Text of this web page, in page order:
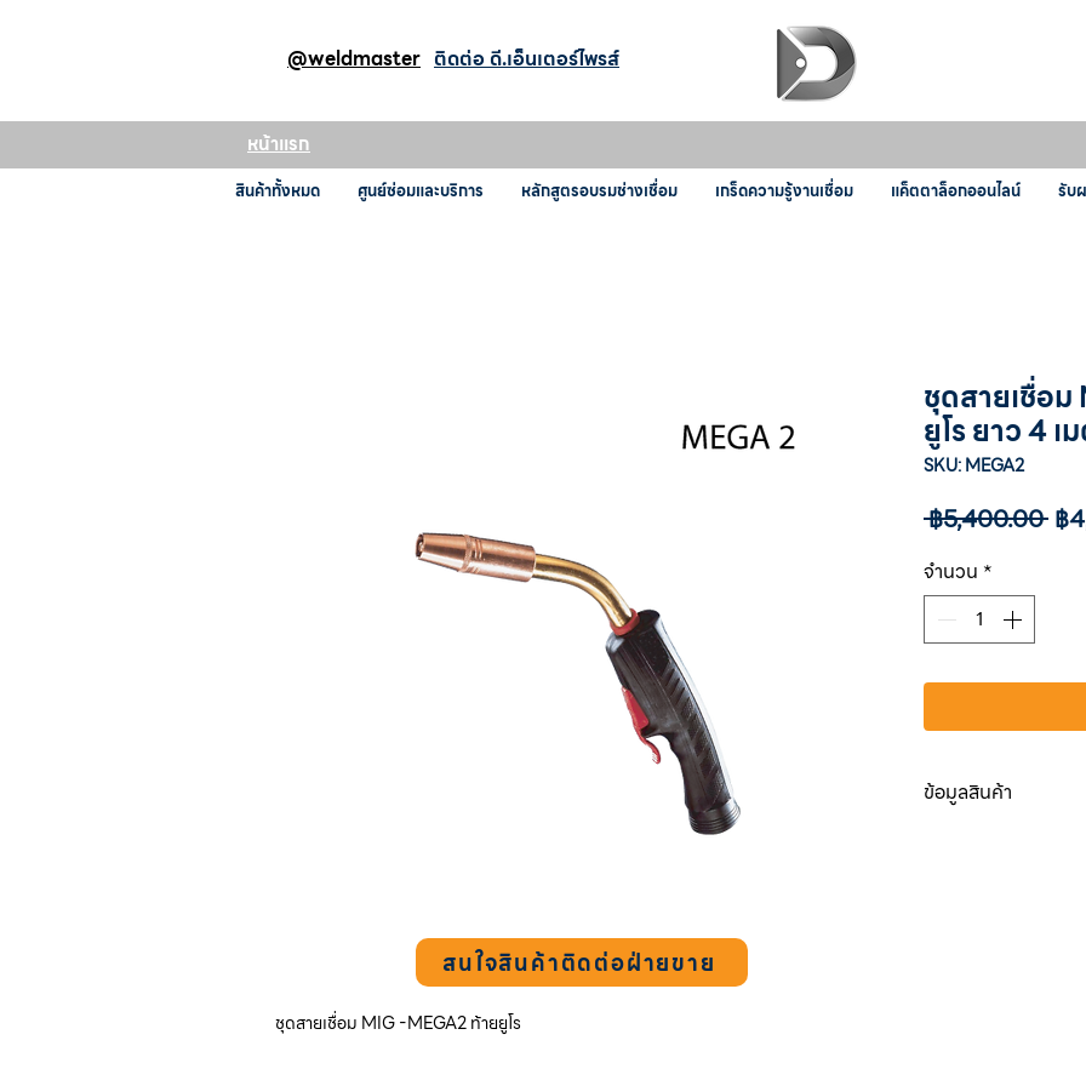
@weldmaster ติดต่อ ดี.เอ็นเตอร์ไพรส์
หน้าแรก
สินค้าทั้งหมด ศูนย์ซ่อมและบริการ หลักสูตรอบรมช่างเชื่อม เกร็ดความรู้งานเชื่อม แค็ตตาล็อกออนไลน์ รับ
ชุดสายเชื่อม MIG -MEGA2 ท้ายยูโร
ชุดสายเชื่อ
ยูโร ยาว 4 เ
SKU: MEGA2
฿5,400.00 รา
฿
จำนวน *
ข้อมูลสินค้า
สนใจสินค้าติดต่อฝ่ายขาย